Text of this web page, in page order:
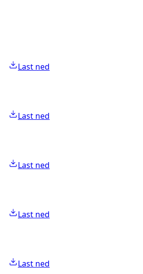
Last ned
Last ned
Last ned
Last ned
Last ned